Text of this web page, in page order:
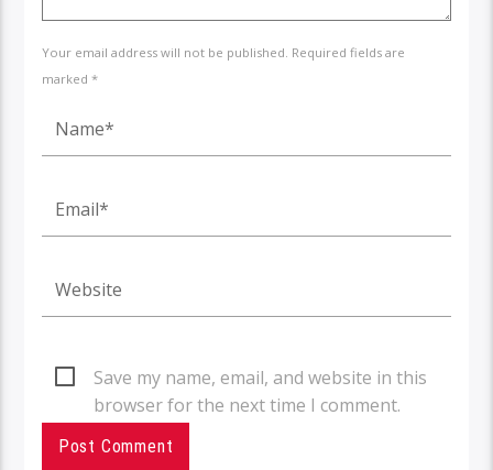
Your email address will not be published. Required fields are
marked *
Save my name, email, and website in this
browser for the next time I comment.